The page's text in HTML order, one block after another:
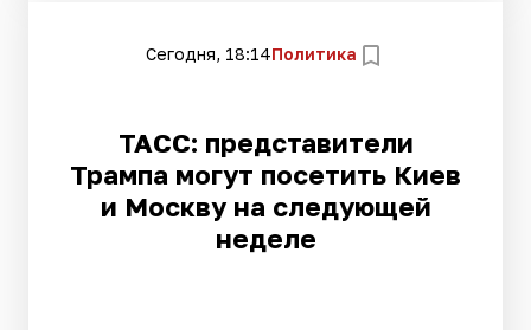
Сегодня, 18:14Политика
ТАСС: представители
Трампа могут посетить Киев
и Москву на следующей
неделе